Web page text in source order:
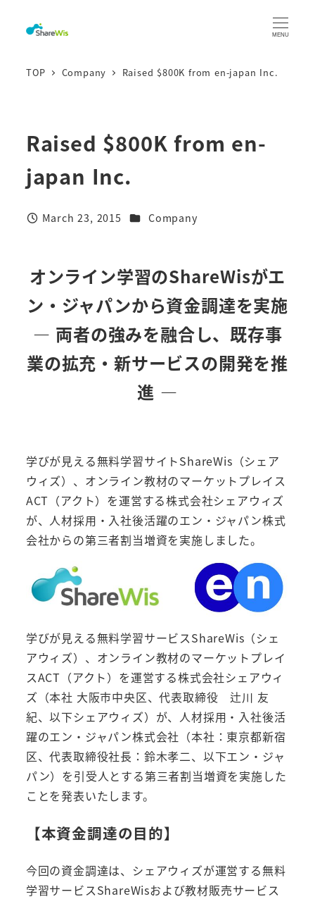
MENU
TOP Company Raised $800K from en-japan Inc.
Raised $800K from en-
japan Inc.
March 23, 2015 Company
オンライン学習のShareWisがエ
ン・ジャパンから資金調達を実施
― 両者の強みを融合し、既存事
業の拡充・新サービスの開発を推
進 ―
学びが見える無料学習サイトShareWis（シェア
ウィズ）、オンライン教材のマーケットプレイス
ACT（アクト）を運営する株式会社シェアウィズ
が、人材採用・入社後活躍のエン・ジャパン株式
会社からの第三者割当増資を実施しました。
学びが見える無料学習サービスShareWis（シェ
アウィズ）、オンライン教材のマーケットプレイ
スACT（アクト）を運営する株式会社シェアウィ
ズ（本社 大阪市中央区、代表取締役 辻川 友
紀、以下シェアウィズ）が、人材採用・入社後活
躍のエン・ジャパン株式会社（本社：東京都新宿
区、代表取締役社長：鈴木孝二、以下エン・ジャ
パン）を引受人とする第三者割当増資を実施した
ことを発表いたします。
【本資金調達の目的】
今回の資金調達は、シェアウィズが運営する無料
学習サービスShareWisおよび教材販売サービス